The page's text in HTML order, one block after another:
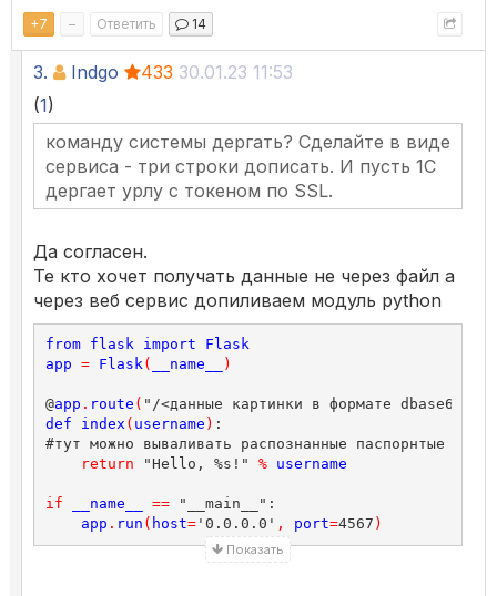
+7 – Ответить 14
3. Indgo 433 30.01.23 11:53
(1)
команду системы дергать? Сделайте в виде
сервиса - три строки дописать. И пусть 1С
дергает урлу с токеном по SSL.
Да согласен.
Те кто хочет получать данные не через файл а
через веб сервис допиливаем модуль python
from flask import
Flask
app = Flask( __name__ )
@app . route ( "/<данные картинки в формате dbase64>"
def
index ( username ) :
#тут можно вываливать распознанные паспорнтые
return "Hello, %s!" % username
if __name__ == "__main__":
app . run ( host='0.0.0.0' , port=4567 )
Показать